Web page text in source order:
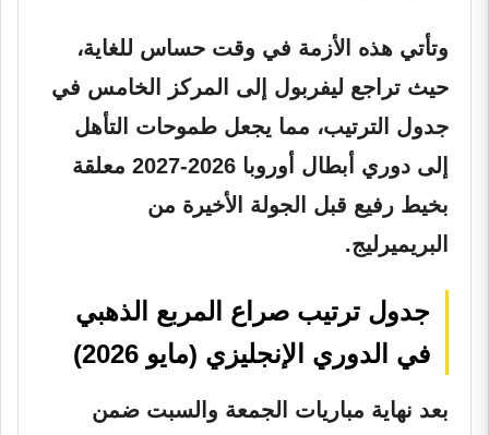
وتأتي هذه الأزمة في وقت حساس للغاية،
حيث تراجع ليفربول إلى المركز الخامس في
جدول الترتيب، مما يجعل طموحات التأهل
إلى دوري أبطال أوروبا 2026-2027 معلقة
بخيط رفيع قبل الجولة الأخيرة من
البريميرليج.
جدول ترتيب صراع المربع الذهبي
في الدوري الإنجليزي (مايو 2026)
بعد نهاية مباريات الجمعة والسبت ضمن